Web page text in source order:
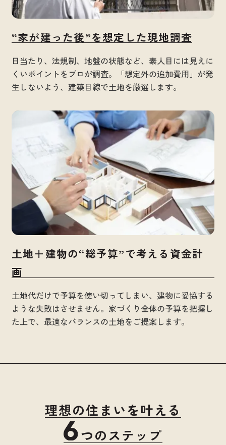
“家が建った後”を想定した現地調査
日当たり、法規制、地盤の状態など、素人目には見えに
くいポイントをプロが調査。「想定外の追加費用」が発
生しないよう、建築目線で土地を厳選します。
土地＋建物の“総予算”で考える資金計
画
土地代だけで予算を使い切ってしまい、建物に妥協する
ような失敗はさせません。家づくり全体の予算を把握し
た上で、最適なバランスの土地をご提案します。
理想の住まいを叶える
つのステップ